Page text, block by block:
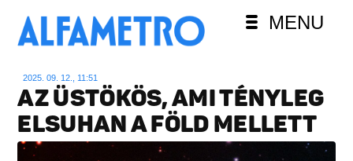
MENU
2025. 09. 12., 11:51
AZ ÜSTÖKÖS, AMI TÉNYLEG
ELSUHAN A FÖLD MELLETT